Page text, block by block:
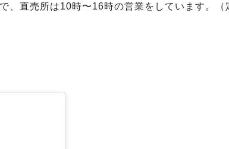
、直売所は10時〜16時の営業をしています。（